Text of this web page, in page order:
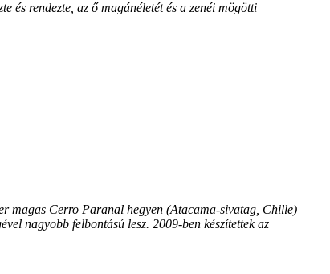
és rendezte, az ő magánéletét és a zenéi mögötti
magas Cerro Paranal hegyen (Atacama-sivatag, Chille)
nagyobb felbontású lesz. 2009-ben készítettek az